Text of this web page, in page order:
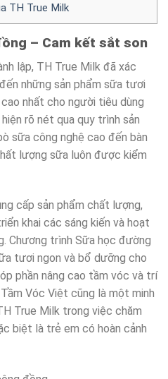
TH True Milk
– Cam kết sắt son
lập, TH True Milk đã xác
những sản phẩm sữa tươi
nhất cho người tiêu dùng
rõ nét qua quy trình sản
sữa công nghệ cao đến bàn
lượng sữa luôn được kiểm
cấp sản phẩm chất lượng,
khai các sáng kiến và hoạt
Chương trình Sữa học đường
tươi ngon và bổ dưỡng cho
phần nâng cao tầm vóc và trí
Vóc Việt cũng là một minh
True Milk trong việc chăm
biệt là trẻ em có hoàn cảnh